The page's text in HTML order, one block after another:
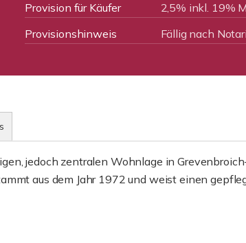
Provision für Käufer
2,5% inkl. 19%
Provisionshinweis
Fällig nach
jedoch zentralen Wohnlage in
aus dem Jahr 1972 und weist einen